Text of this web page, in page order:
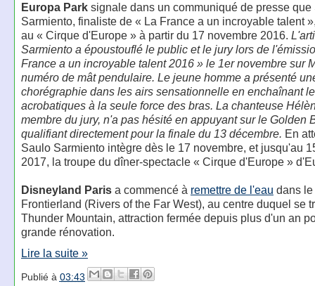
Europa Parksignale dans un communiqué de presse que
Sarmiento, finaliste de « La France a un incroyable talent
au « Cirque d'Europe » à partir du 17 novembre 2016.
Sarmiento a époustouflé le public et le jury lors de
France a un incroyable talent 2016 » le 1er novembre sur
numéro de mât pendulaire. Le jeune homme a présenté
chorégraphie dans les airs sensationnelle en enchaînant
acrobatiques à la seule force des bras. La chanteuse
membre du jury, n'a pas hésité en appuyant sur le Golden
qualifiant directement pour la finale du 13 décembre. En
Saulo Sarmiento intègre dès le 17 novembre, et jusqu'au
2017, la troupe du dîner-spectacle « Cirque d'Europe »
Disneyland Parisa commencé à remettre de l'eau dans
Frontierland (Rivers of the Far West), au centre duquel se
Thunder Mountain, attraction fermée depuis plus d'un an
grande rénovation.
Lire la suite »
Publié à 03:43